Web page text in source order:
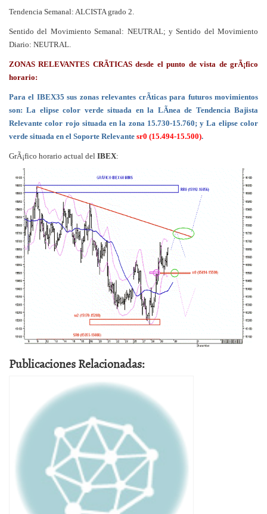
Tendencia Semanal: ALCISTA grado 2.
Sentido del Movimiento Semanal: NEUTRAL; y Sentido del Movimiento
Diario: NEUTRAL.
ZONAS RELEVANTES CRÃTICAS desde el punto de vista de grÃ¡fico
horario:
Para el IBEX35 sus zonas relevantes crÃ­ticas para futuros movimientos
son: La elipse color verde situada en la LÃ­nea de Tendencia Bajista
Relevante color rojo situada en la zona 15.730-15.760; y La elipse color
verde situada en el Soporte Relevante sr0 (15.494-15.500).
GrÃ¡fico horario actual del IBEX:
Publicaciones Relacionadas: